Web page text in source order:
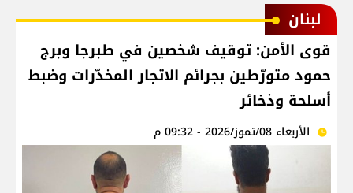
لبنان
قوى الأمن: توقيف شخصين في طبرجا وبرج
حمود متورّطين بجرائم الاتجار المخدّرات وضبط
أسلحة وذخائر
الأربعاء 08/تموز/2026 - 09:32 م